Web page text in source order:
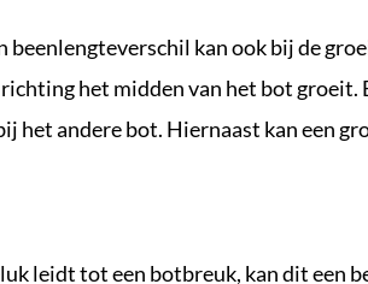
beenlengteverschil kan ook bij de
het midden van het bot
het andere bot. Hiernaast kan een
leidt tot een botbreuk, kan dit een